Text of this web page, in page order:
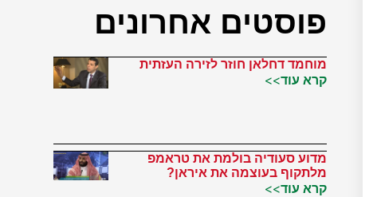
פוסטים אחרונים
מוחמד דחלאן חוזר לזירה העזתית
קרא עוד>>
מדוע סעודיה בולמת את טראמפ
מלתקוף בעוצמה את איראן?
קרא עוד>>